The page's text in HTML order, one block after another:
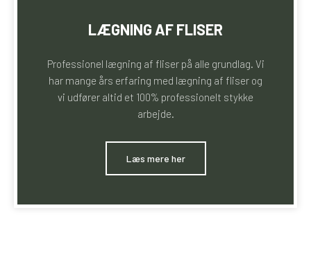
LÆGNING AF FLISER
Professionel lægning af fliser på alle grundlag. Vi
har mange års erfaring med lægning af fliser og
vi udfører altid et 100% professionelt stykke
arbejde.
​Læs mere her